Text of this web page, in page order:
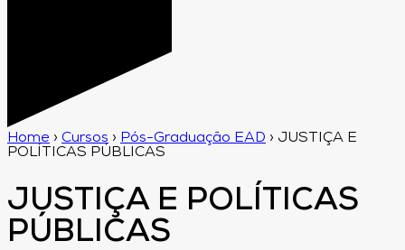
Home › Cursos › Pós-Graduação EAD › JUSTIÇA E
POLÍTICAS PÚBLICAS
JUSTIÇA E POLÍTICAS
PÚBLICAS